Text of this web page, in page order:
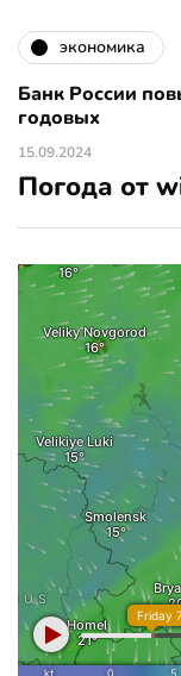
экономика
Банк России
годовых
15.09.2024
Погода от